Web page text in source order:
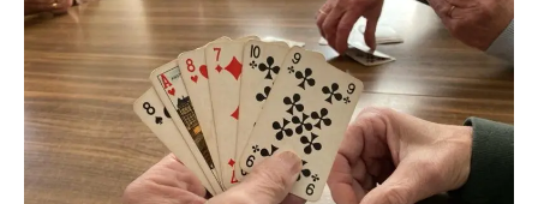
januari
–
Quiz
tijd!